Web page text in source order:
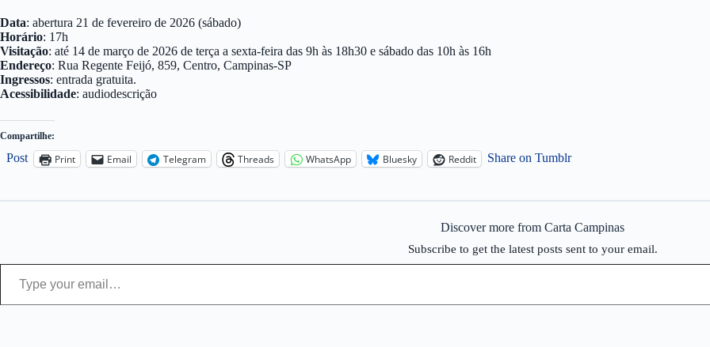
Data: abertura 21 de fevereiro de 2026 (sábado)
Horário: 17h
Visitação: até 14 de março de 2026 de terça a sexta-feira das 9h às 18h30 e sábado das 10h às 16h
Endereço: Rua Regente Feijó, 859, Centro, Campinas-SP
Ingressos: entrada gratuita.
Acessibilidade: audiodescrição
Compartilhe:
Post Print Email Telegram Threads WhatsApp Bluesky Reddit Share on Tumblr
Discover more from Carta Campinas
Subscribe to get the latest posts sent to your email.
Type your email…